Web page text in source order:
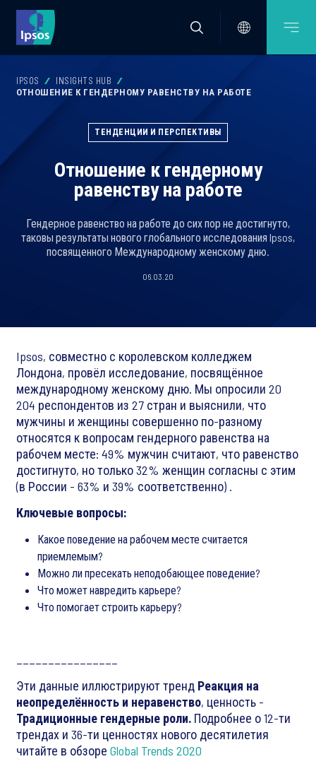
IPSOS
INSIGHTS HUB
ОТНОШЕНИЕ К ГЕНДЕРНОМУ РАВЕНСТВУ НА РАБОТЕ
ТЕНДЕНЦИИ И ПЕРСПЕКТИВЫ
Отношение к гендерному
равенству на работе
Гендерное равенство на работе до сих пор не достигнуто,
таковы результаты нового глобального исследования Ipsos,
посвященного Международному женскому дню.
06.03.20
Ipsos, совместно с королевском колледжем
Лондона, провёл исследование, посвящённое
международному женскому дню. Мы опросили 20
204 респондентов из 27 стран и выяснили, что
мужчины и женщины совершенно по-разному
относятся к вопросам гендерного равенства на
рабочем месте: 49% мужчин считают, что равенство
достигнуто, но только 32% женщин согласны с этим
(в России - 63% и 39% соответственно) .
Ключевые вопросы:
Какое поведение на рабочем месте считается
приемлемым?
Можно ли пресекать неподобающее поведение?
Что может навредить карьере?
Что помогает строить карьеру?
Эти данные иллюстрируют тренд Реакция на
неопределённость и неравенство, ценность -
Традиционные гендерные роли. Подробнее о 12-ти
трендах и 36-ти ценностях нового десятилетия
читайте в обзоре Global Trends 2020